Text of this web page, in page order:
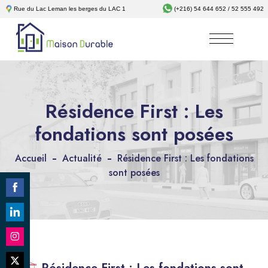
Rue du Lac Leman les berges du LAC 1 (+216) 54 644 652 / 52 555 492
Résidence First : Les
fondations sont posées
Accueil Actualité
Résidence First : Les fondations
sont posées
Share
on
Facebook
Share
on
LinkedIn
Share